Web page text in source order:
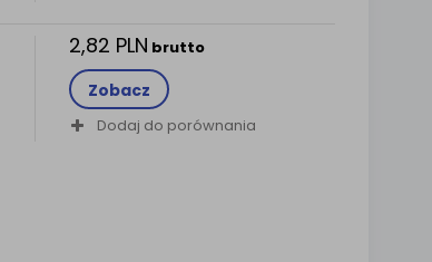
2,82 PLN brutto
Zobacz
Dodaj do porównania